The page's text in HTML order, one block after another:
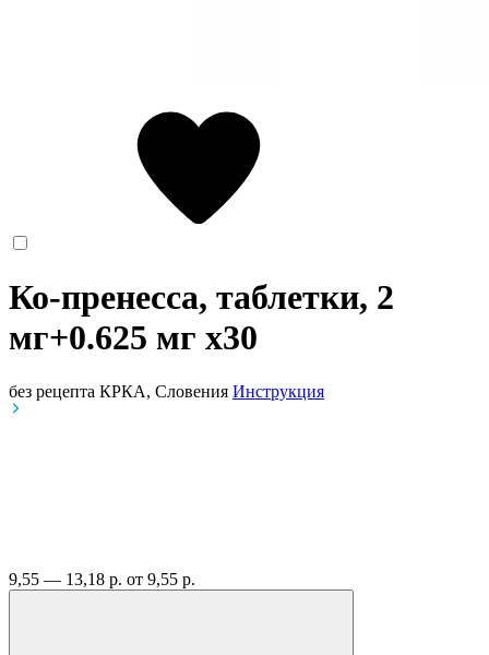
Ко-пренесса, таблетки, 2
мг+0.625 мг x30
без рецепта КРКА, Словения Инструкция
9,55 — 13,18 р. от 9,55 р.